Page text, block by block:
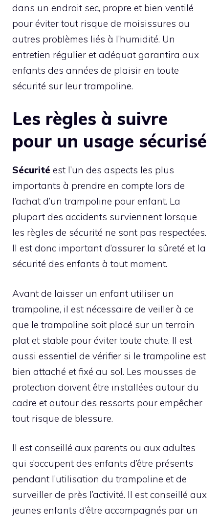
dans un endroit sec, propre et bien ventilé
pour éviter tout risque de moisissures ou
autres problèmes liés à l’humidité. Un
entretien régulier et adéquat garantira aux
enfants des années de plaisir en toute
sécurité sur leur trampoline.
Les règles à suivre
pour un usage sécurisé
Sécurité est l’un des aspects les plus
importants à prendre en compte lors de
l’achat d’un trampoline pour enfant. La
plupart des accidents surviennent lorsque
les règles de sécurité ne sont pas respectées.
Il est donc important d’assurer la sûreté et la
sécurité des enfants à tout moment.
Avant de laisser un enfant utiliser un
trampoline, il est nécessaire de veiller à ce
que le trampoline soit placé sur un terrain
plat et stable pour éviter toute chute. Il est
aussi essentiel de vérifier si le trampoline est
bien attaché et fixé au sol. Les mousses de
protection doivent être installées autour du
cadre et autour des ressorts pour empêcher
tout risque de blessure.
Il est conseillé aux parents ou aux adultes
qui s’occupent des enfants d’être présents
pendant l’utilisation du trampoline et de
surveiller de près l’activité. Il est conseillé aux
jeunes enfants d’être accompagnés par un